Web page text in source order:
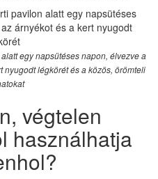
egy napsütéses napon, élvezve a
nyugodt légkörét és a közös, örömteli
végtelen
használhatja